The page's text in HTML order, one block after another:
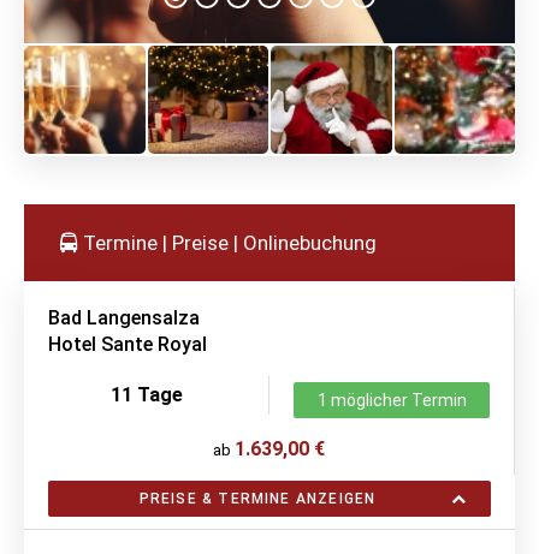
Termine | Preise | Onlinebuchung
Bad Langensalza
Hotel Sante Royal
11 Tage 1 möglicher Termin
ab 1.639,00 €
PREISE & TERMINE ANZEIGEN